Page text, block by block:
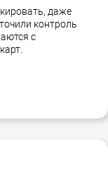
даже
контроль
с